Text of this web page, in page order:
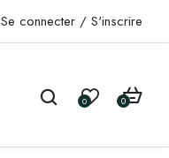
Se connecter / S'inscrire
0 0